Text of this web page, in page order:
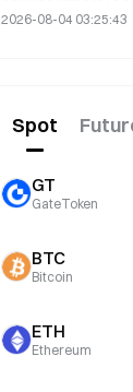
Altimeter
repuntan tras las
SanDisk, en el
mira
2026-08-04 03:25:43
Spot
GT
GateToken
BTC
Bitcoin
ETH
Ethereum